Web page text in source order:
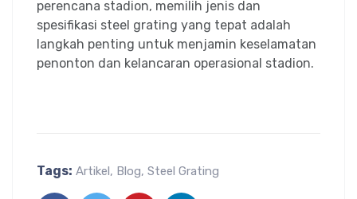
perencana stadion, memilih jenis dan
spesifikasi steel grating yang tepat adalah
langkah penting untuk menjamin keselamatan
penonton dan kelancaran operasional stadion.
Tags: Artikel, Blog, Steel Grating